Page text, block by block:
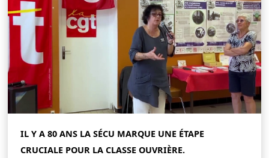
IL Y A 80 ANS LA SÉCU MARQUE UNE ÉTAPE
CRUCIALE POUR LA CLASSE OUVRIÈRE.